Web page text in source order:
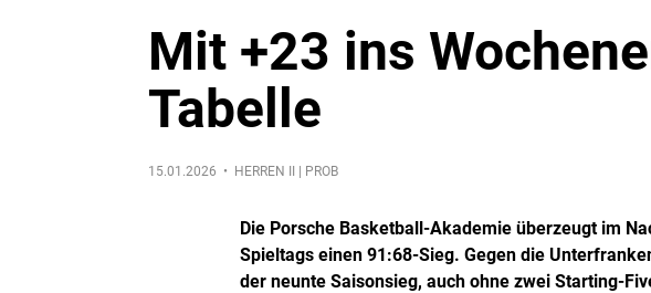
Mit +23 ins
Tabelle
15.01.2026 • HERREN II | PROB
Die Porsche Basketball-Akademie überzeugt im
Spieltags einen 91:68-Sieg. Gegen die
der neunte Saisonsieg, auch ohne zwei Starting-